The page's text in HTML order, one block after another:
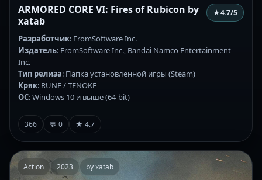
ARMORED CORE VI: Fires of Rubicon by
xatab
★4.7/5
Разработчик: FromSoftware Inc.
Издатель: FromSoftware Inc., Bandai Namco Entertainment
Inc.
Тип релиза: Папка установленной игры (Steam)
Кряк: RUNE / TENOKE
ОС: Windows 10 и выше (64-bit)
366 💬 0 ★ 4.7
Action 2023 by xatab